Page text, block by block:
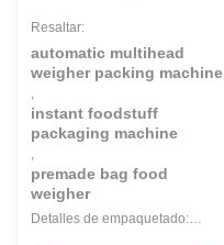
Food Packaging Machines
Resaltar:
automatic multihead
weigher packing machine
,
instant foodstuff
packaging machine
,
premade bag food
weigher
Detalles de empaquetado: